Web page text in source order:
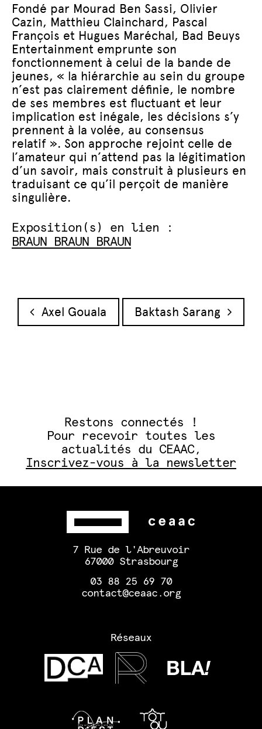
Fondé par Mourad Ben Sassi, Olivier
Cazin, Matthieu Clainchard, Pascal
François et Hugues Maréchal, Bad Beuys
Entertainment emprunte son
fonctionnement à celui de la bande de
jeunes, « la hiérarchie au sein du groupe
n’est pas clairement définie, le nombre
de ses membres est fluctuant et leur
implication est inégale, les décisions s’y
prennent à la volée, au consensus
relatif ». Son approche rejoint celle de
l’amateur qui n’attend pas la légitimation
d’un savoir, mais construit à plusieurs en
traduisant ce qu’il perçoit de manière
singulière.
Exposition(s) en lien :
BRAUN BRAUN BRAUN
Navigation des articles
Axel Gouala Baktash Sarang
Restons connectés !
Pour recevoir toutes les
actualités du CEAAC,
Inscrivez-vous à la newsletter
7 Rue de l'Abreuvoir
67000 Strasbourg
03 88 25 69 70
contact@ceaac.org
Réseaux